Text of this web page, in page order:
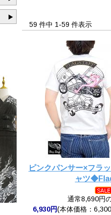
59 件中 1-59 件表示
ピンクパンサー×フラ
ャツ
通常8,690円
6,930円(本体価格：